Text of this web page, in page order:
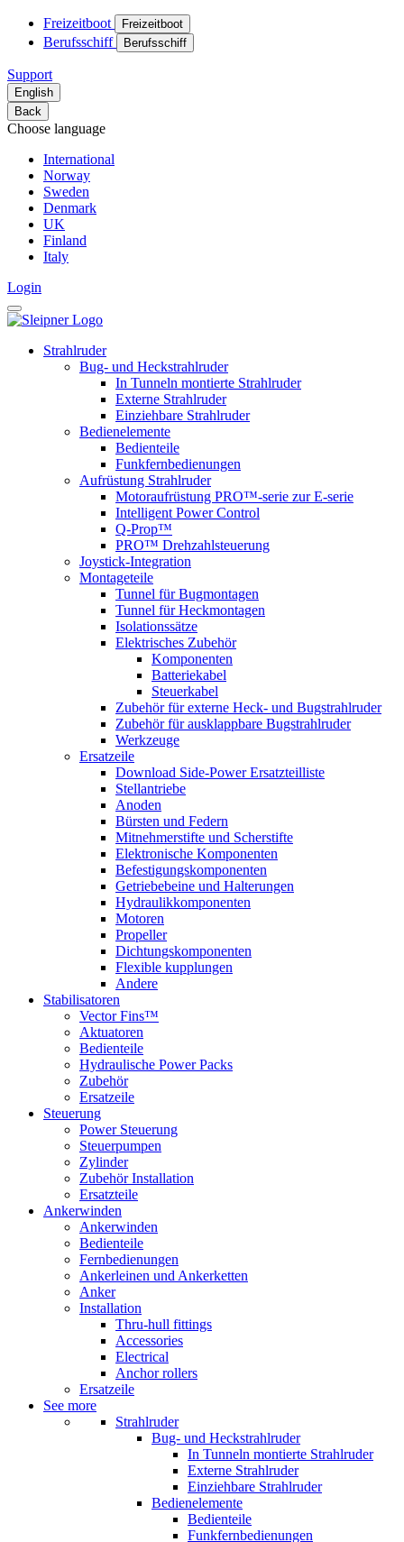
Freizeitboot Freizeitboot
Berufsschiff Berufsschiff
Support
English
Back
Choose language
International
Norway
Sweden
Denmark
UK
Finland
Italy
Login
Strahlruder
Bug- und Heckstrahlruder
In Tunneln montierte Strahlruder
Externe Strahlruder
Einziehbare Strahlruder
Bedienelemente
Bedienteile
Funkfernbedienungen
Aufrüstung Strahlruder
Motoraufrüstung PRO™-serie zur E-serie
Intelligent Power Control
Q-Prop™
PRO™ Drehzahlsteuerung
Joystick-Integration
Montageteile
Tunnel für Bugmontagen
Tunnel für Heckmontagen
Isolationssätze
Elektrisches Zubehör
Komponenten
Batteriekabel
Steuerkabel
Zubehör für externe Heck- und Bugstrahlruder
Zubehör für ausklappbare Bugstrahlruder
Werkzeuge
Ersatzeile
Download Side-Power Ersatzteilliste
Stellantriebe
Anoden
Bürsten und Federn
Mitnehmerstifte und Scherstifte
Elektronische Komponenten
Befestigungskomponenten
Getriebebeine und Halterungen
Hydraulikkomponenten
Motoren
Propeller
Dichtungskomponenten
Flexible kupplungen
Andere
Stabilisatoren
Vector Fins™
Aktuatoren
Bedienteile
Hydraulische Power Packs
Zubehör
Ersatzeile
Steuerung
Power Steuerung
Steuerpumpen
Zylinder
Zubehör Installation
Ersatzteile
Ankerwinden
Ankerwinden
Bedienteile
Fernbedienungen
Ankerleinen und Ankerketten
Anker
Installation
Thru-hull fittings
Accessories
Electrical
Anchor rollers
Ersatzeile
See more
Strahlruder
Bug- und Heckstrahlruder
In Tunneln montierte Strahlruder
Externe Strahlruder
Einziehbare Strahlruder
Bedienelemente
Bedienteile
Funkfernbedienungen